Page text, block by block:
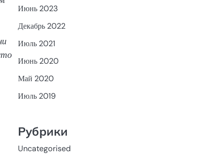
Июнь 2023
Декабрь 2022
Июль 2021
Июнь 2020
Май 2020
Июль 2019
Рубрики
Uncategorised